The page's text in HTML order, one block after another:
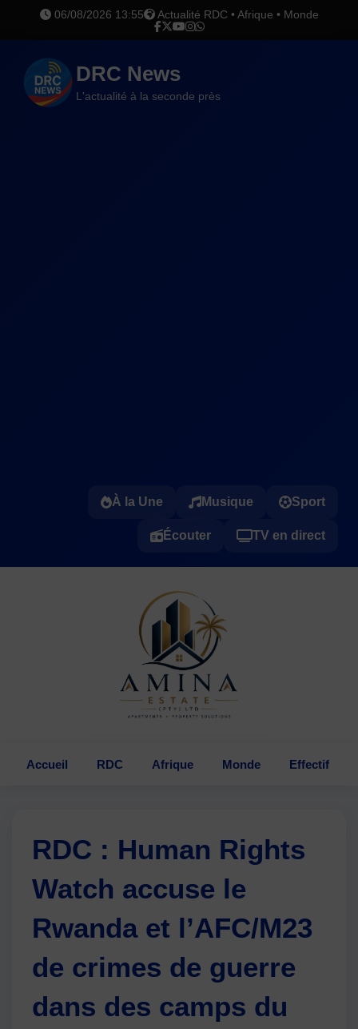
06/08/2026 13:55 Actualité RDC • Afrique • Monde
DRC News
L'actualité à la seconde près
À la Une Musique Sport
Écouter TV en direct
Accueil RDC Afrique Monde Effectif
RDC : Human Rights
Watch accuse le
Rwanda et l’AFC/M23
de crimes de guerre
dans des camps du